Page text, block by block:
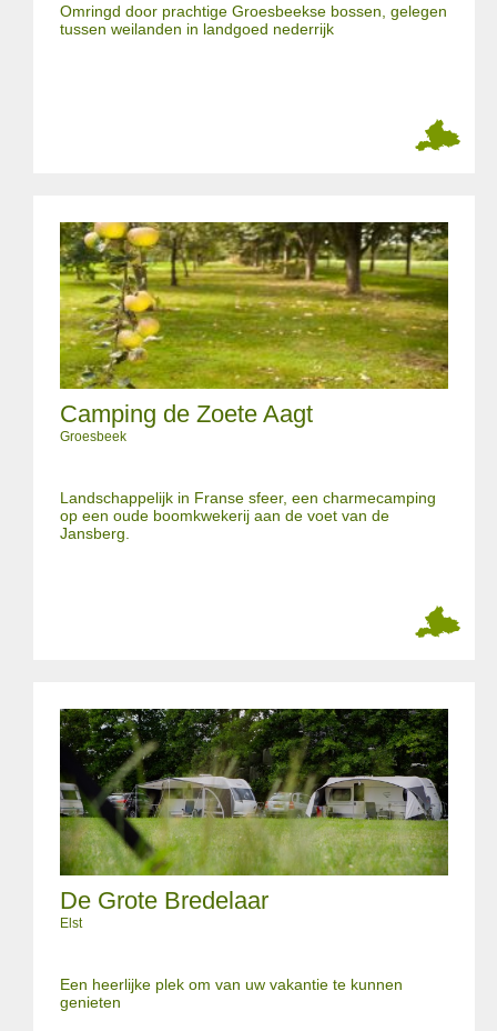
Omringd door prachtige Groesbeekse bossen, gelegen
tussen weilanden in landgoed nederrijk
Camping de Zoete Aagt
Groesbeek
Landschappelijk in Franse sfeer, een charmecamping
op een oude boomkwekerij aan de voet van de
Jansberg.
De Grote Bredelaar
Elst
Een heerlijke plek om van uw vakantie te kunnen
genieten